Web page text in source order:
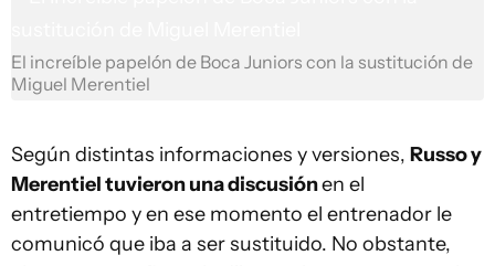
El increíble papelón de Boca Juniors con la sustitución de
Miguel Merentiel
Según distintas informaciones y versiones, Russo y
Merentiel tuvieron una discusiónen el
entretiempo y en ese momento el entrenador le
comunicó que iba a ser sustituido. No obstante,